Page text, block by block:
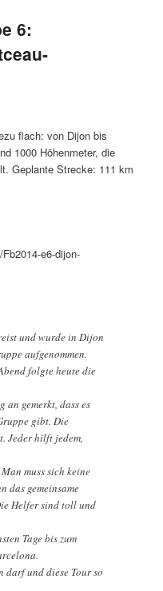
6:
flach: von Dijon bis
1000 Höhenmeter, die
Geplante Strecke: 111 km
e6-dijon-
und wurde in Dijon
aufgenommen.
folgte heute die
gemerkt, dass es
gibt. Die
Jeder hilft jedem,
muss sich keine
das gemeinsame
Helfer sind toll und
Tage bis zum
darf und diese Tour so